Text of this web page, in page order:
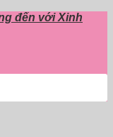
đến với Xinh